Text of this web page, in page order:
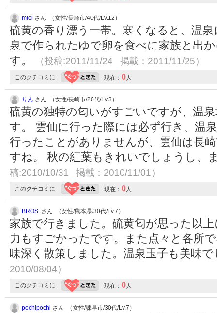
miel さん （女性/長崎市/40代/Lv.12）
硫黄の香り漂う一帯。寒くなると、温
泉で作られたゆで卵を食べに家族と出
す。
（投稿:2011/11/24 掲載：2011/11/25）
このクチコミに 現在： 0人
りん さん （女性/長崎市/20代/Lv.3）
硫黄の独特の匂いがすごいですが、温
す。 雲仙に行った際には必ず行き、温
行ったことがありませんが、雲仙は長
すね。 秋の紅葉もきれいでしょうし、
稿:2010/10/31 掲載：2010/11/01）
このクチコミに 現在： 0人
BROS. さん （女性/熊本県/30代/Lv.7）
家族で行きました。硫黄匂が思った以
力もすごかったです。また点々と各所
味深く散策しました。温泉玉子も美味
2010/08/04）
このクチコミに 現在： 0人
pochipochi さん （女性/諫早市/30代/Lv.7）